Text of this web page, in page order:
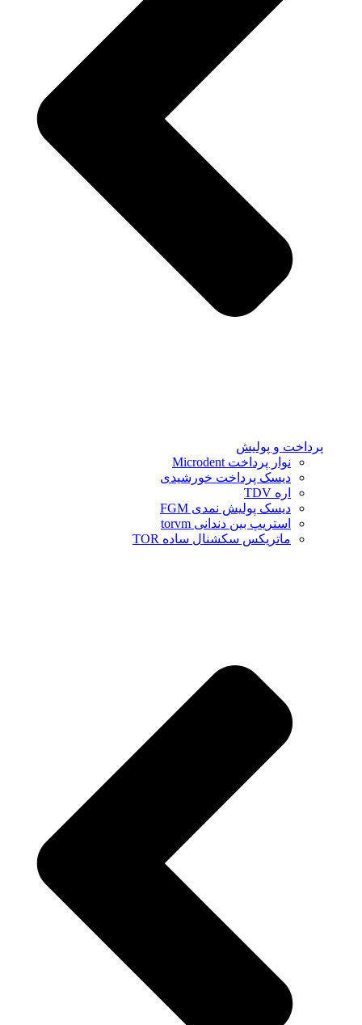
پرداخت و پولیش
نوار پرداخت Microdent
دیسک پرداخت خورشیدی
اره TDV
دیسک پولیش نمدی FGM
استریپ بین دندانی torvm
ماتریکس سکشنال ساده TOR